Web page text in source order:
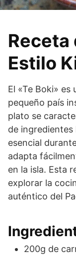
Receta
Estilo
El «Te Boki»
pequeño país
plato se
de ingredientes
esencial
adapta
en la isla. Esta
explorar la
auténtico del
200g de